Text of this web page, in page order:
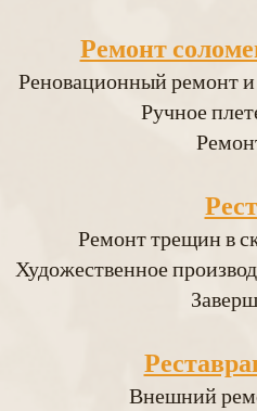
Ремонт
Реновационный ремонт и
Ручное
Ремонт трещин в
Художественное
Внешний